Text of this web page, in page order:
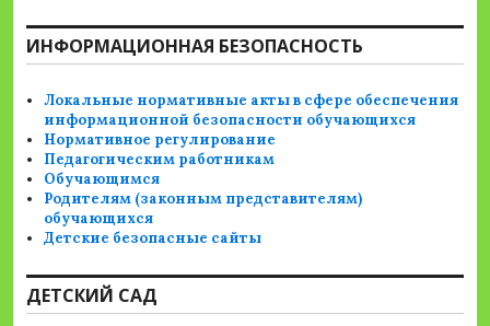
ИНФОРМАЦИОННАЯ БЕЗОПАСНОСТЬ
Локальные нормативные акты в сфере обеспечения
информационной безопасности обучающихся
Нормативное регулирование
Педагогическим работникам
Обучающимся
Родителям (законным представителям)
обучающихся
Детские безопасные сайты
ДЕТСКИЙ САД